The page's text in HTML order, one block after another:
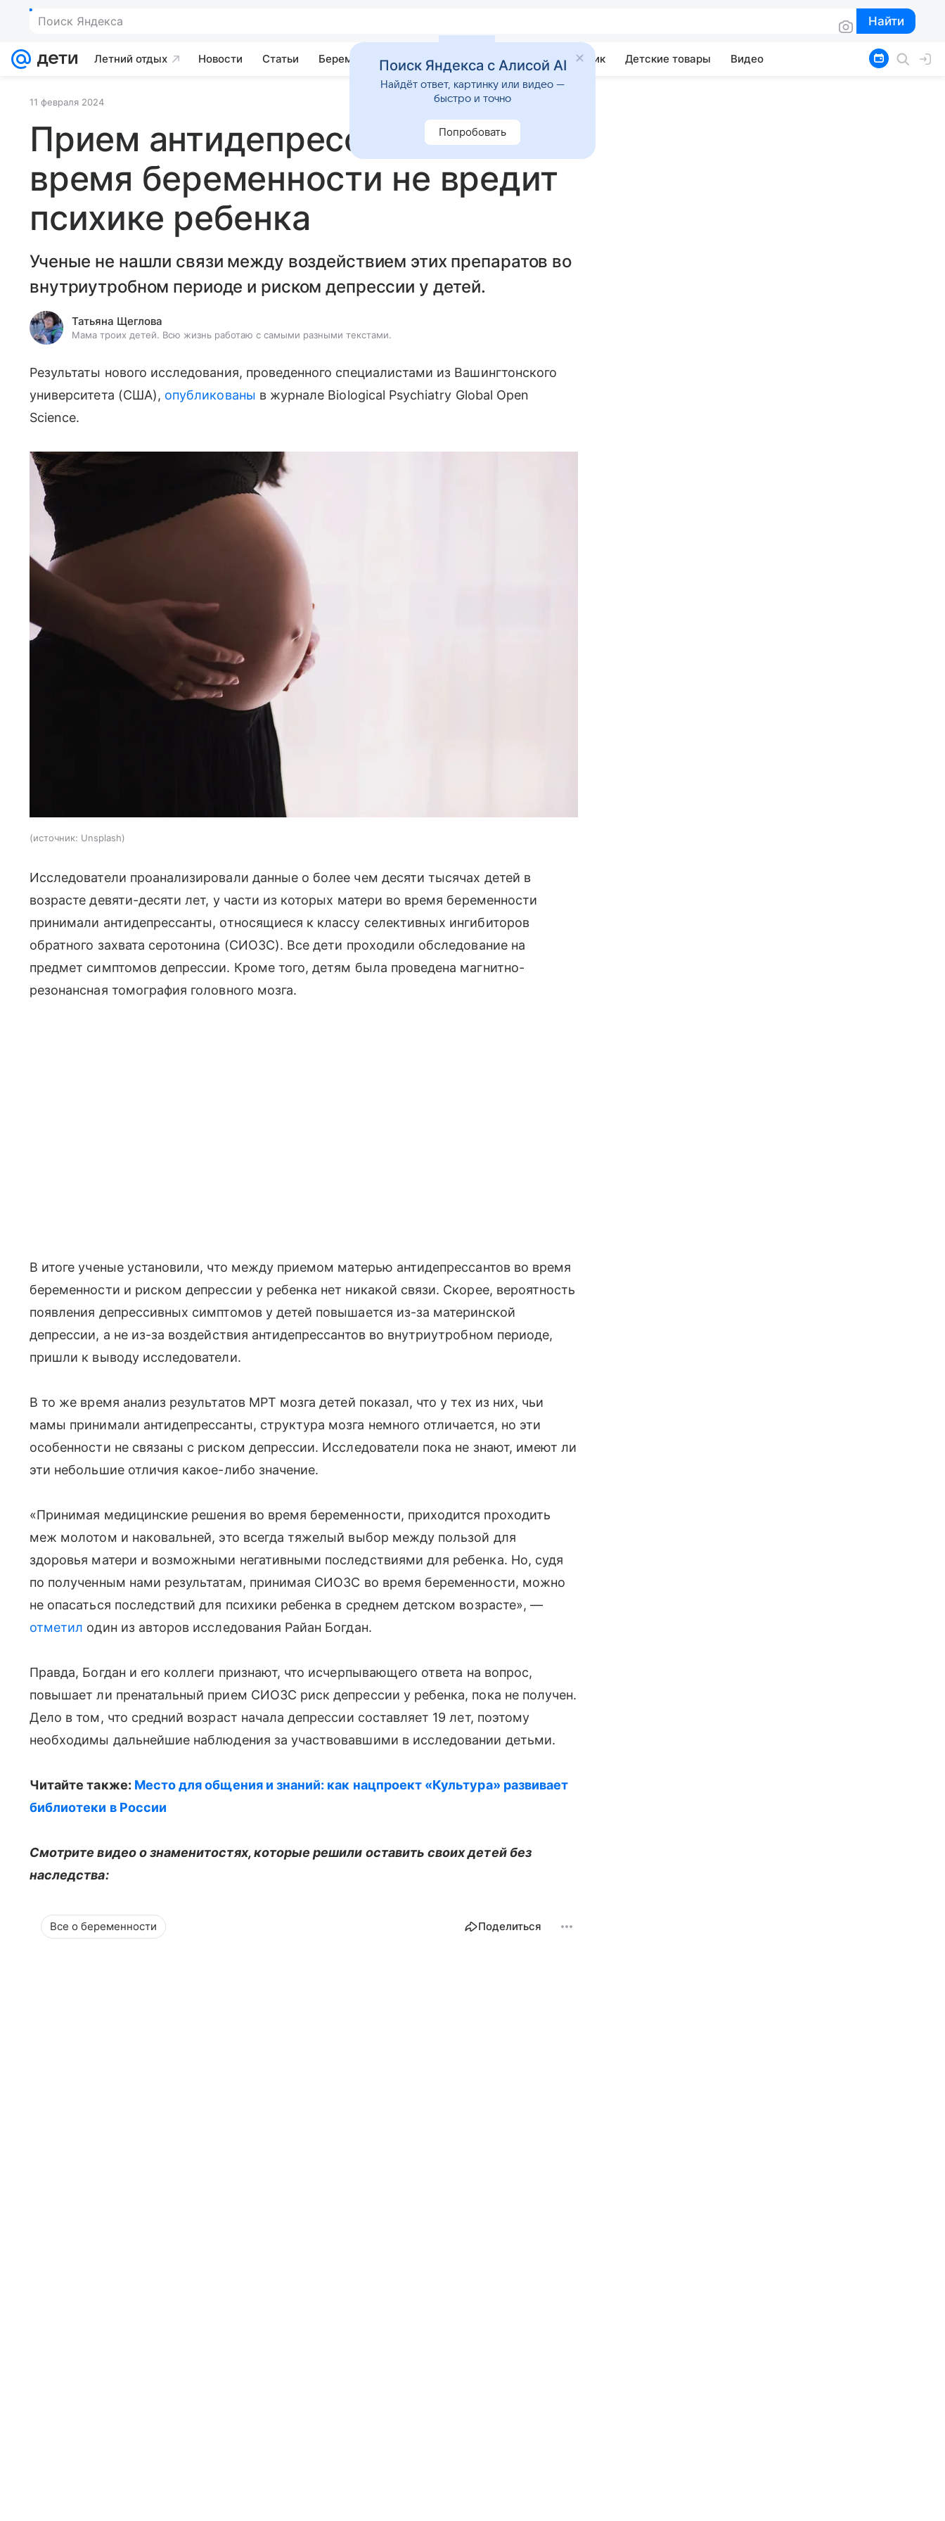
Поиск Яндекса Найти
Найти
Летний отдых Новости Статьи Беременность Развитие Почемучка Учебник Детские товары Видео
11 февраля 2024
Прием антидепрессантов во
время беременности не вредит
психике ребенка
Ученые не нашли связи между воздействием этих препаратов во
внутриутробном периоде и риском депрессии у детей.
Татьяна Щеглова
Мама троих детей. Всю жизнь работаю с самыми разными текстами.
Результаты нового исследования, проведенного специалистами из Вашингтонского
университета (США), опубликованы в журнале Biological Psychiatry Global Open
Science.
источник: Unsplash
Исследователи проанализировали данные о более чем десяти тысячах детей в
возрасте девяти-десяти лет, у части из которых матери во время беременности
принимали антидепрессанты, относящиеся к классу селективных ингибиторов
обратного захвата серотонина (СИОЗС). Все дети проходили обследование на
предмет симптомов депрессии. Кроме того, детям была проведена магнитно-
резонансная томография головного мозга.
В итоге ученые установили, что между приемом матерью антидепрессантов во время
беременности и риском депрессии у ребенка нет никакой связи. Скорее, вероятность
появления депрессивных симптомов у детей повышается из-за материнской
депрессии, а не из-за воздействия антидепрессантов во внутриутробном периоде,
пришли к выводу исследователи.
В то же время анализ результатов МРТ мозга детей показал, что у тех из них, чьи
мамы принимали антидепрессанты, структура мозга немного отличается, но эти
особенности не связаны с риском депрессии. Исследователи пока не знают, имеют ли
эти небольшие отличия какое-либо значение.
«Принимая медицинские решения во время беременности, приходится проходить
меж молотом и наковальней, это всегда тяжелый выбор между пользой для
здоровья матери и возможными негативными последствиями для ребенка. Но, судя
по полученным нами результатам, принимая СИОЗС во время беременности, можно
не опасаться последствий для психики ребенка в среднем детском возрасте», —
отметил один из авторов исследования Райан Богдан.
Правда, Богдан и его коллеги признают, что исчерпывающего ответа на вопрос,
повышает ли пренатальный прием СИОЗС риск депрессии у ребенка, пока не получен.
Дело в том, что средний возраст начала депрессии составляет 19 лет, поэтому
необходимы дальнейшие наблюдения за участвовавшими в исследовании детьми.
Читайте также: Место для общения и знаний: как нацпроект «Культура» развивает
библиотеки в России
Смотрите видео о знаменитостях, которые решили оставить своих детей без
наследства:
Все о беременности Поделиться
Поиск Яндекса с Алисой AI
Найдёт ответ, картинку или видео —
быстро и точно
Попробовать